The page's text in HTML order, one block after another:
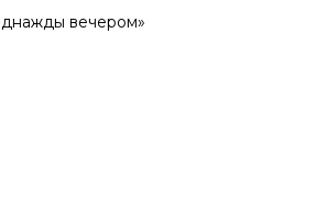
вечером»